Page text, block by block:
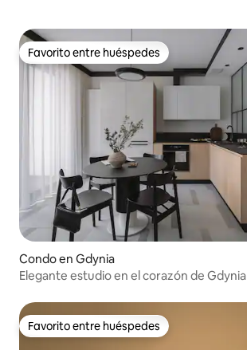
Favorito entre huéspedes
Favorito entre huéspedes
Condo en Gdynia
Elegante estudio en el corazón de Gdynia
Favorito entre huéspedes
Favorito entre huéspedes